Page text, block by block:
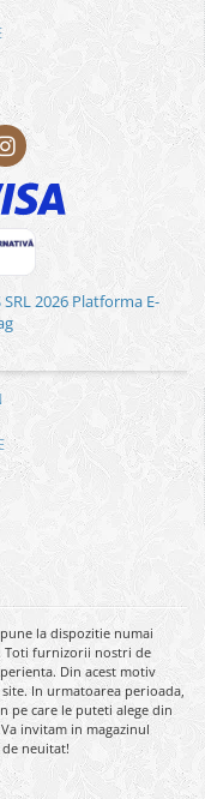
2026 Platforma E-
la dispozitie numai
Toti furnizorii nostri de
Din acest motiv
In urmatoarea perioada,
pe care le puteti alege din
invitam in magazinul
neuitat!